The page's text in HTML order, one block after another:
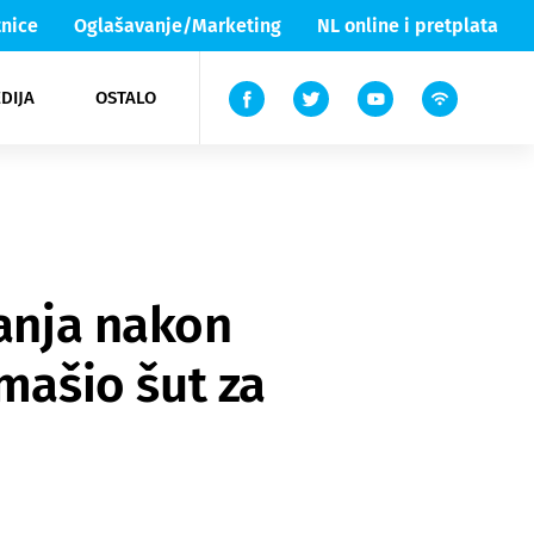
Oglašavanje/Marketing NL online i pretplata
OSTALO
Lika & Senj
TV
nakon
šut za